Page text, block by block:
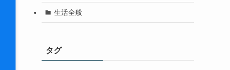
生活全般
タグ